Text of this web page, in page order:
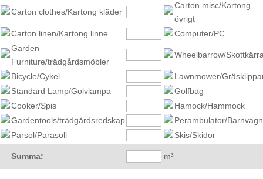
Carton clothes/Kartong kläder
Carton misc/Kartong
övrigt
Carton linen/Kartong linne
Computer/PC
Garden
Furniture/trädgårdsmöbler
Wheelbarrow/
Bicycle/Cykel
Lawnmower/
Standard Lamp/Golvlampa
Golfbag
Cooker/Spis
Hamock/Hammock
Gardentools/trädgårdsredskap
Perambulator/Barnvagn
Parsol/Parasoll
Skis/Skidor
Summa: m³